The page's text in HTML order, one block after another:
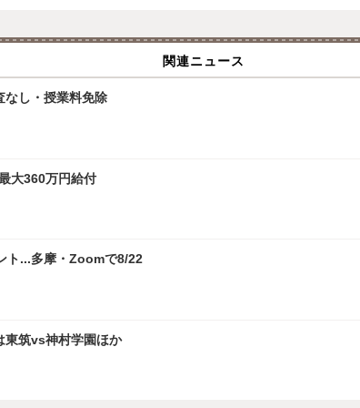
関連ニュース
なし・授業料免除
大360万円給付
ト...多摩・Zoomで8/22
東筑vs神村学園ほか